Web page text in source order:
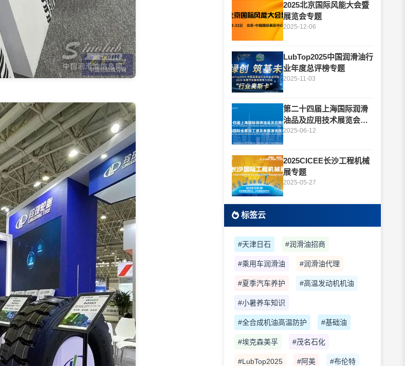
2025北京国际风能大会暨
展览会专题
2025-12-06
LubTop2025中国润滑油行
业年度总评榜专题
2025-11-03
第二十四届上海国际润滑
油品及应用技术展览会专
题
2025-06-12
2025CICEE长沙工程机械
展专题
2025-05-27
标签云
#天津日石 #润滑油招商
#乘用车润滑油 #润滑油代理
#夏季汽车养护 #高温发动机机油
#小暑养车知识
#全合成机油高温防护 #基础油
#埃克森美孚 #茂名石化
#LubTop2025 #阿美 #布伦特